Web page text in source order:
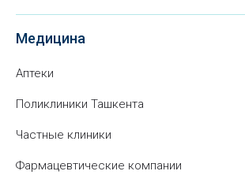
Медицина
Аптеки
Поликлиники Ташкента
Частные клиники
Фармацевтические компании